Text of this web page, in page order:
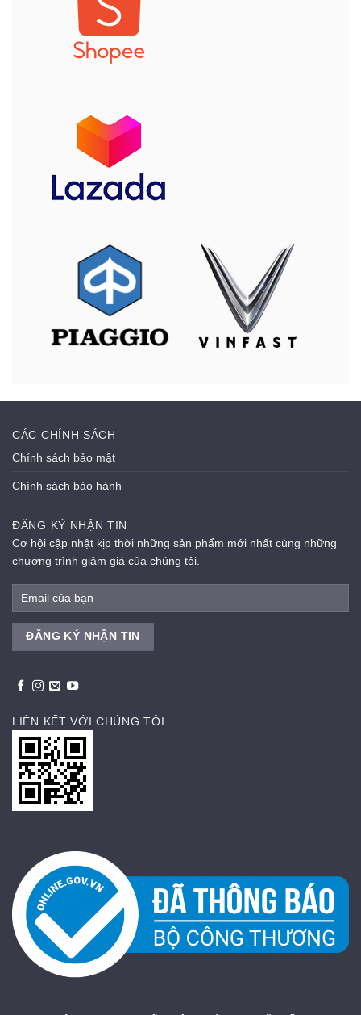
CÁC CHÍNH SÁCH
Chính sách bảo mật
Chính sách bảo hành
ĐĂNG KÝ NHẬN TIN
Cơ hội cập nhật kịp thời những sản phẩm mới nhất cùng những
chương trình giảm giá của chúng tôi.
LIÊN KẾT VỚI CHÚNG TÔI